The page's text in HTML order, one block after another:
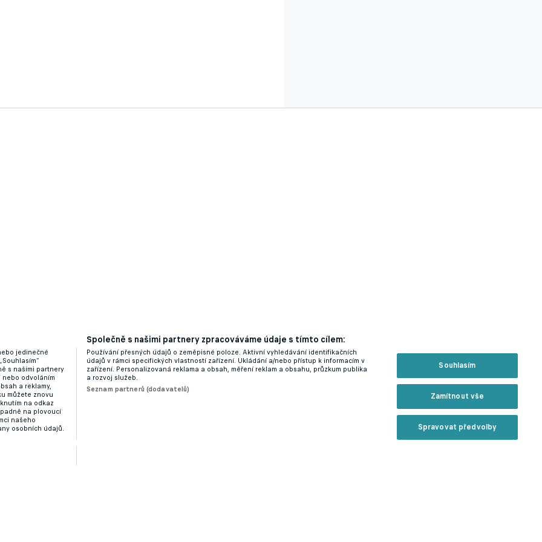
neuspěly s odvoláním a mohou spadnout
jedinečné
s našimi partnery
nebo odvoláním
a reklamy,
můžete znovu
na odkaz
na plovoucí
našeho
osobních údajů.
Společně s našimi partnery zpracováváme údaje s tímto cílem:
Používání přesných údajů o zeměpisné poloze. Aktivní vyhledávání identifikačních
údajů v rámci specifických vlastností zařízení. Ukládání a/nebo přístup k informacím v
zařízení. Personalizovaná reklama a obsah, měření reklam a obsahu, průzkum publika
a rozvoj služeb.
Seznam partnerů (dodavatelů)
Souhlasím
Zamítnout vše
Spravovat předvolby